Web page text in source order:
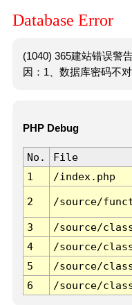
Database Error
(1040) 365建站错误警
因：1、数据库密码不
PHP Debug
No. File
1
/index.php
2 /source/
3 /source/
4
/source/
5
/source/
6
/source/